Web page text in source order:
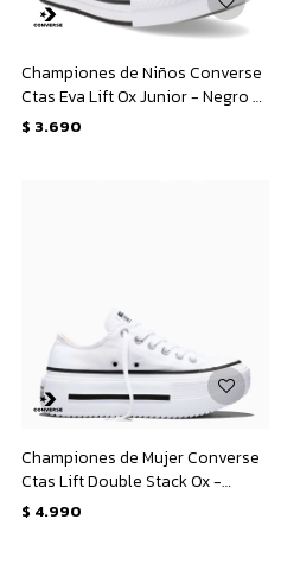
Championes de Niños Converse
Ctas Eva Lift Ox Junior - Negro -
Blanco
$ 3.690
Championes de Mujer Converse
Ctas Lift Double Stack Ox -
Blanco - Negro
$ 4.990